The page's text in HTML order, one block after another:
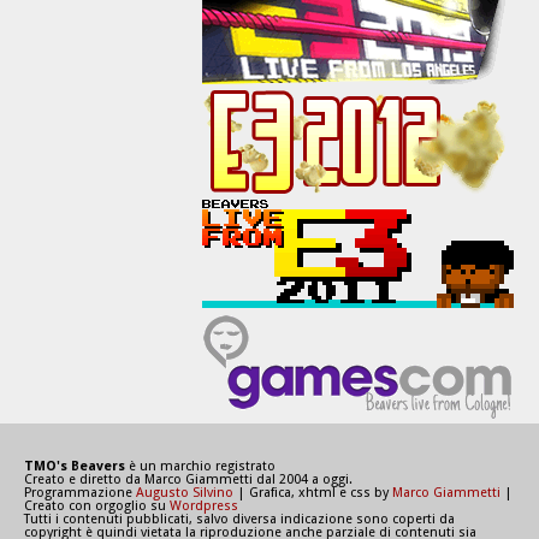
TMO's Beavers è un marchio registrato
Creato e diretto da Marco Giammetti dal 2004 a oggi.
Programmazione Augusto Silvino | Grafica, xhtml e css byMarco Giammetti
Creato con orgoglio su Wordpress
Tutti i contenuti pubblicati, salvo diversa indicazione sono coperti da
copyright è quindi vietata la riproduzione anche parziale di contenuti sia